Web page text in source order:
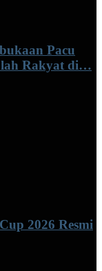
Pacu
Rakyat di…
2026 Resmi